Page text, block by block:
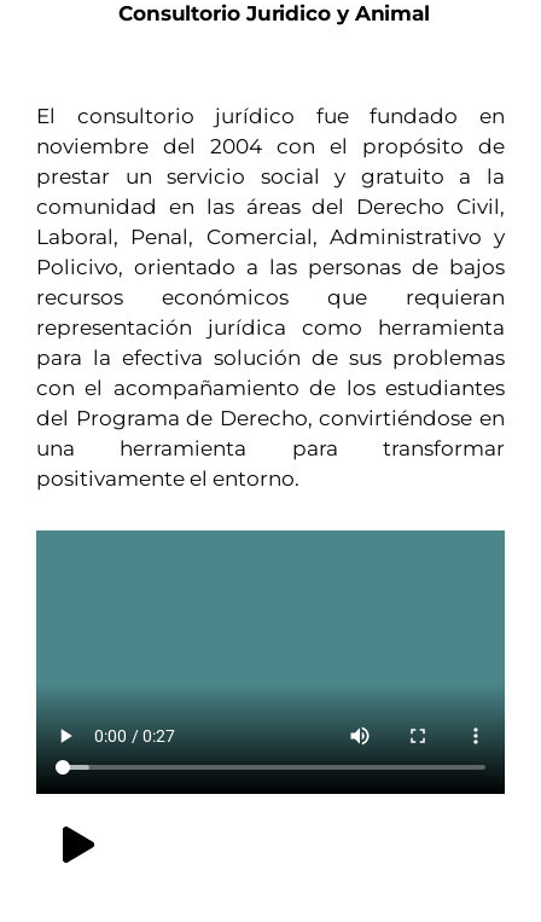
Consultorio Juridico y Animal
El consultorio jurídico fue fundado en
noviembre del 2004 con el propósito de
prestar un servicio social y gratuito a la
comunidad en las áreas del Derecho Civil,
Laboral, Penal, Comercial, Administrativo y
Policivo, orientado a las personas de bajos
recursos económicos que requieran
representación jurídica como herramienta
para la efectiva solución de sus problemas
con el acompañamiento de los estudiantes
del Programa de Derecho, convirtiéndose en
una herramienta para transformar
positivamente el entorno.